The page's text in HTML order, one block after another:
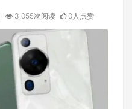
3,055次阅读 0人点赞